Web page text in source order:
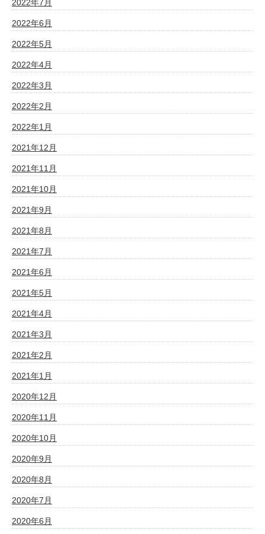
2022年7月
2022年6月
2022年5月
2022年4月
2022年3月
2022年2月
2022年1月
2021年12月
2021年11月
2021年10月
2021年9月
2021年8月
2021年7月
2021年6月
2021年5月
2021年4月
2021年3月
2021年2月
2021年1月
2020年12月
2020年11月
2020年10月
2020年9月
2020年8月
2020年7月
2020年6月